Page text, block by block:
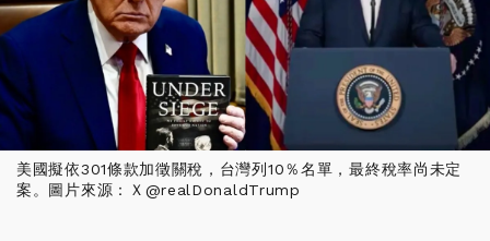
美國擬依301條款加徵關稅，台灣列10％名單，最終稅率尚未定
案。圖片來源：Ｘ@realDonaldTrump